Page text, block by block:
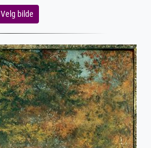
Velg bilde